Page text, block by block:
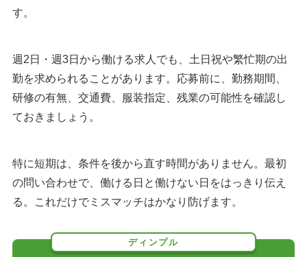
す。
週2日・週3日から働ける求人でも、土日祝や繁忙期の出
勤を求められることがあります。応募前に、勤務期間、
研修の有無、交通費、服装指定、残業の可能性を確認し
ておきましょう。
特に短期は、条件を後から直す時間がありません。最初
の問い合わせで、働ける日と働けない日をはっきり伝え
る。これだけでミスマッチはかなり防げます。
ディンプル